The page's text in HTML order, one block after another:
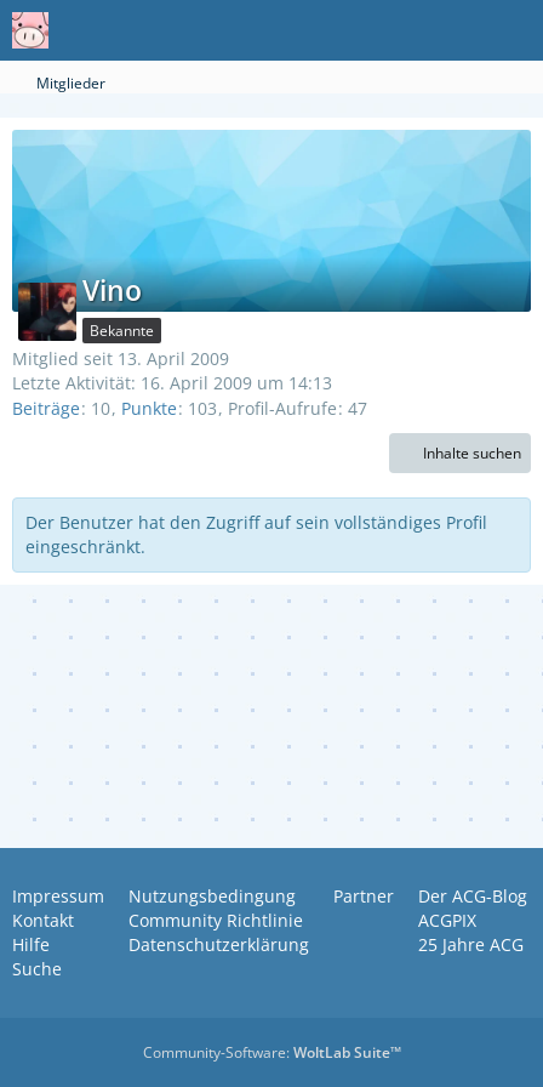
Mitglieder
Vino
Bekannte
Mitglied seit 13. April 2009
Letzte Aktivität: 16. April 2009 um 14:13
Beiträge 10 Punkte 103 Profil-Aufrufe 47
Inhalte suchen
Der Benutzer hat den Zugriff auf sein vollständiges Profil
eingeschränkt.
Impressum
Kontakt
Hilfe
Suche
Nutzungsbedingung
Community Richtlinie
Datenschutzerklärung
Partner
Der ACG-Blog
ACGPIX
25 Jahre ACG
Community-Software:WoltLab Suite™